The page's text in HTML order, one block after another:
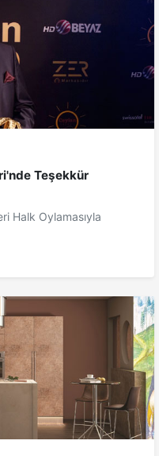
Teşekkür
Halk Oylamasıyla